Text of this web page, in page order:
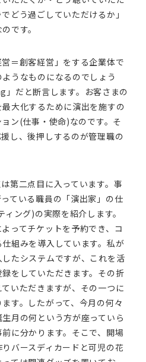
どう過ごしていただけるか」
です。
＝創客経営」をする企業体で
うなものになるのでしょう
だと断言します。お客さまの
最大化するために演出を施すの
ン(仕事・使命)なのです。そ
し、後押しするのが管理職の
第二点目に入っています。事
ている職員の「演出家」の仕
ング)の実際を紹介します。
ってチケットを予約でき、コ
組みを導入しています。私が
たシステムですが、これを活
をしていただきます。その折
いただきますが、その一つに
す。したがって、今月の何々
月の何という方が座っていら
に分かります。そこで、開場
バースディカードと可児の花